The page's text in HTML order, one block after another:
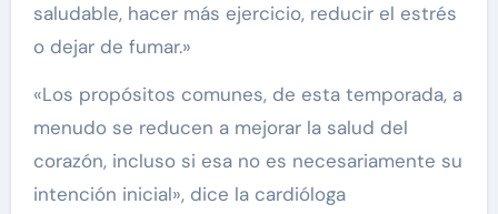
saludable, hacer más ejercicio, reducir el estrés
o dejar de fumar.»
«Los propósitos comunes, de esta temporada, a
menudo se reducen a mejorar la salud del
corazón, incluso si esa no es necesariamente su
intención inicial», dice la cardióloga